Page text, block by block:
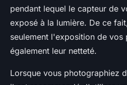
pendant lequel le capteur de
exposé à la lumière. De ce
seulement l'exposition de vos
également leur netteté.
Lorsque vous photographiez